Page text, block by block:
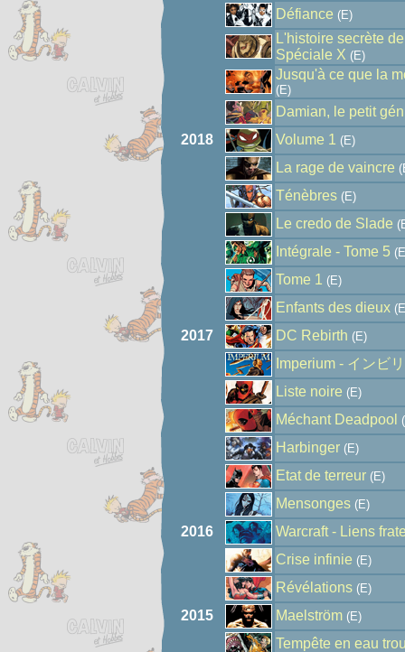
Défiance (E)
L'histoire secrète
Spéciale X (E)
Jusqu'à ce que la
(E)
Damian, le petit
2018
Volume 1 (E)
La rage de vaincre
Ténèbres (E)
Le credo de Slade
Intégrale - Tome 5
Tome 1 (E)
Enfants des dieux
2017 DC Rebirth (E)
Imperium - インビ
Liste noire (E)
Méchant Deadpool
Harbinger (E)
Etat de terreur (E)
Mensonges (E)
2016
Warcraft - Liens
Crise infinie (E)
Révélations (E)
2015 Maelström (E)
Tempête en eau